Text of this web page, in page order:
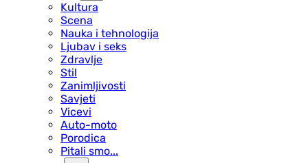
Kultura
Scena
Nauka i tehnologija
Ljubav i seks
Zdravlje
Stil
Zanimljivosti
Savjeti
Vicevi
Auto-moto
Porodica
Pitali smo...